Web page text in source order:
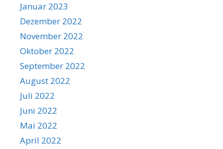
Januar 2023
Dezember 2022
November 2022
Oktober 2022
September 2022
August 2022
Juli 2022
Juni 2022
Mai 2022
April 2022